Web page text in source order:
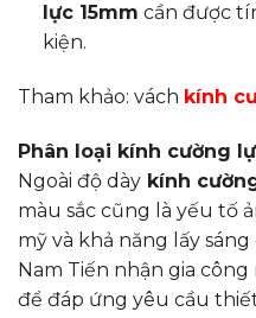
lực 15mm cần được
kiện.
Tham khảo: vách kính
Phân loại kính cường
Ngoài độ dày kính
màu sắc cũng là yếu tố
mỹ và khả năng lấy
Nam Tiến nhận gia
để đáp ứng yêu cầu